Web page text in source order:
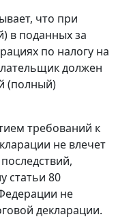
что при
в поданных за
по налогу на
должен
(полный)
требований к
не влечет
статьи 80
не
декларации.